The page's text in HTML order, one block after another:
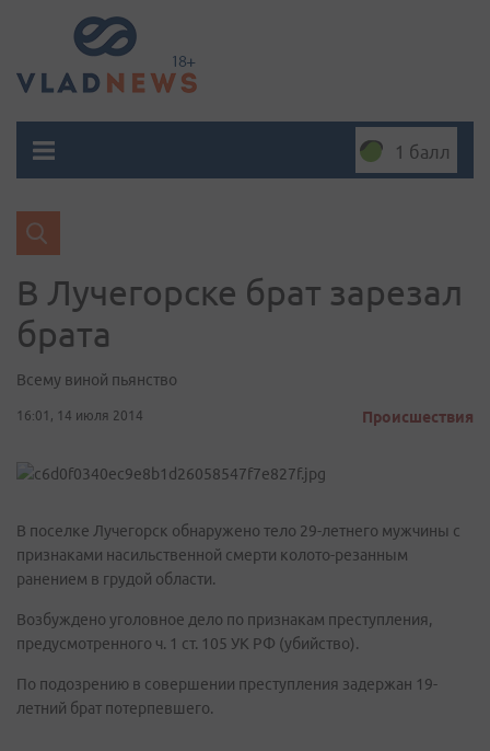
1 балл
В Лучегорске брат зарезал
брата
Всему виной пьянство
16:01, 14 июля 2014 Происшествия
В поселке Лучегорск обнаружено тело 29-летнего мужчины с
признаками насильственной смерти колото-резанным
ранением в грудой области.
Возбуждено уголовное дело по признакам преступления,
предусмотренного ч. 1 ст. 105 УК РФ (убийство).
По подозрению в совершении преступления задержан 19-
летний брат потерпевшего.